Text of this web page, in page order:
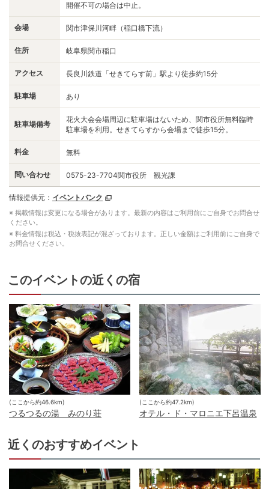
開催不可の場合は中止。
会場 関市津保川河畔（稲口橋下流）
住所 岐阜県関市稲口
アクセス 長良川鉄道「せきてらす前」駅より徒歩約15分
駐車場 あり
駐車場備考
花火大会会場周辺に駐車場はないため、関市役所無料臨時
駐車場を利用。せきてらすから会場まで徒歩15分。
料金 無料
問い合わせ 0575-23-7704関市役所 観光課
情報提供元： イベントバンク
※ 掲載情報は変更になる場合があります。最新の内容はご利用前にご自身でお問合せ
ください。
※ 料金情報は税込・税抜表記が混ざっております。正しい金額はご利用前にご自身で
お問合せください。
このイベントの近くの宿
(ここから約46.6km)
つるつるの湯 みのり荘
(ここから約47.2km)
オテル・ド・マロニエ下呂温泉
近くのおすすめイベント